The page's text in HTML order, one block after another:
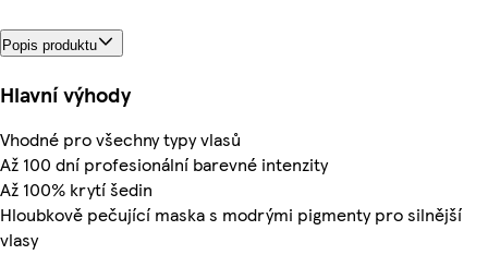
Popis produktu
Hlavní výhody
Vhodné pro všechny typy vlasů
Až 100 dní profesionální barevné intenzity
Až 100% krytí šedin
Hloubkově pečující maska s modrými pigmenty pro silnější
vlasy